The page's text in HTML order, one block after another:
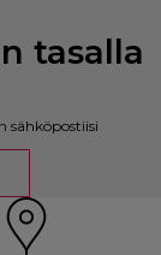
tasalla
sähköpostiisi